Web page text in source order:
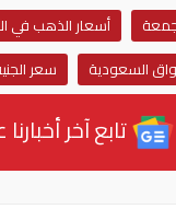
أسعار الذهب في
السعودية سعر
تابع آخر